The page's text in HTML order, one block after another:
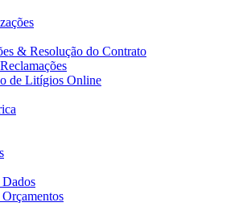
& Resolução do Contrato
de Litígios Online